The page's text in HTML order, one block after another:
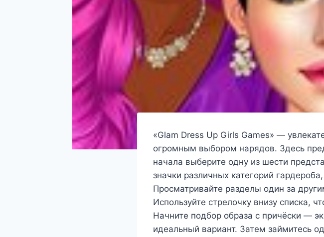
«Glam Dress Up Girls Games» —
огромным выбором нарядов. Здесь
начала выберите одну из шести
значки различных категорий
Просматривайте разделы один за
Используйте стрелочку внизу списка,
Начните подбор образа с причёски —
идеальный вариант. Затем займитесь